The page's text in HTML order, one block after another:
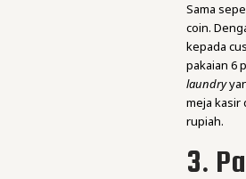
Sama
coin.
kepada
pakaian 6
laundry
meja kasir
rupiah.
3.